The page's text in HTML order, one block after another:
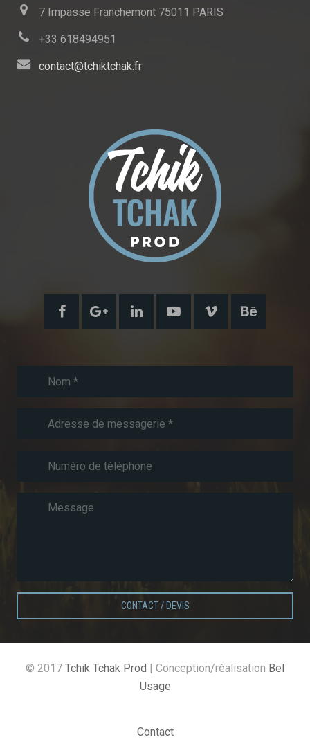
7 Impasse Franchemont 75011 PARIS
+33 618494951
contact@tchiktchak.fr
CONTACT / DEVIS
© 2017 Tchik Tchak Prod | Conception/réalisation Bel
Usage
Contact